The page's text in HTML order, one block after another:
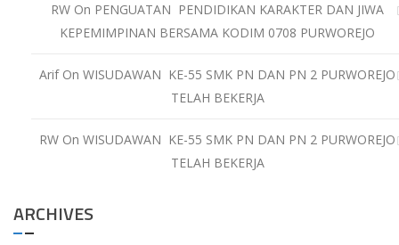
RW On PENGUATAN PENDIDIKAN KARAKTER DAN JIWA
KEPEMIMPINAN BERSAMA KODIM 0708 PURWOREJO
ArifOn WISUDAWAN KE-55 SMK PN DAN PN 2 PURWOREJO
TELAH BEKERJA
RW On WISUDAWAN KE-55 SMK PN DAN PN 2 PURWOREJO
TELAH BEKERJA
ARCHIVES